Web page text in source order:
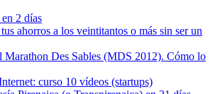
2 días
ahorros a los veintitantos o más sin ser un
Marathon Des Sables (MDS 2012). Cómo lo
curso 10 vídeos (startups)